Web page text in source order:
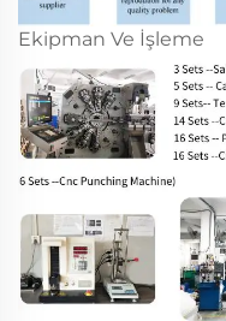
Ekipman Ve İşleme